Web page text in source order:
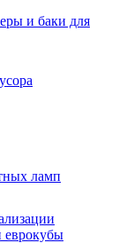
и баки для
ламп
еврокубы